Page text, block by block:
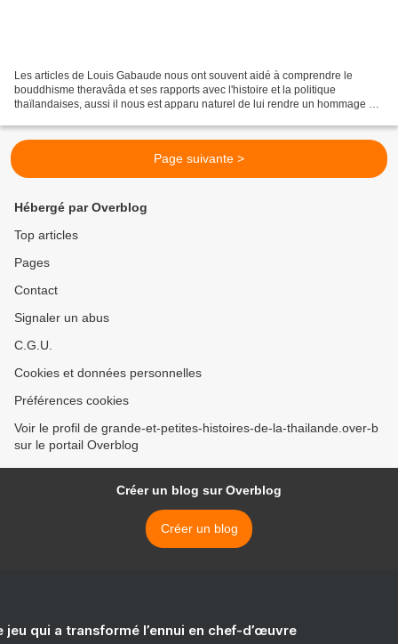
Les articles de Louis Gabaude nous ont souvent aidé à comprendre le
bouddhisme theravâda et ses rapports avec l'histoire et la politique
thaïlandaises, aussi il nous est apparu naturel de lui rendre un hommage et
Page suivante >
Hébergé par Overblog
Top articles
Pages
Contact
Signaler un abus
C.G.U.
Cookies et données personnelles
Préférences cookies
Voir le profil de grande-et-petites-histoires-de-la-thailande.over-b
sur le portail Overblog
Créer un blog sur Overblog
Créer un blog
jeu qui a transformé l’ennui en chef-d’œuvre